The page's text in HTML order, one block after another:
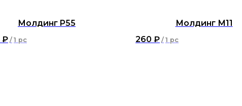
Молдинг P55
₽ / 1 pc
Молдинг М11
260 ₽ / 1 pc